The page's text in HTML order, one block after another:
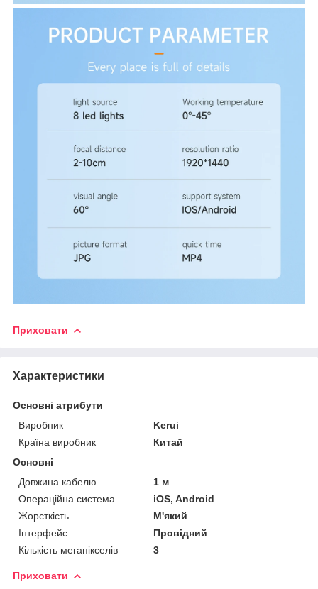
Приховати
Характеристики
Основні атрибути
Виробник
Kerui
Країна виробник
Китай
Основні
Довжина кабелю
1 м
Операційна система
iOS, Android
Жорсткість
М'який
Інтерфейс
Провідний
Кількість мегапікселів
3
Приховати